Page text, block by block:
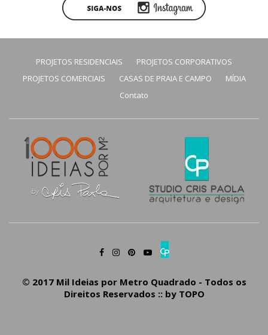
PROJETOS RESIDENCIAIS
PROJETOS CORPORATIVOS
PROJETOS COMERCIAIS
CASAS DE PRAIA E CAMPO
MÍDIA
Contato
© 2017 Mil Ideias por Metro Quadrado - Todos os
Direitos Reservados :: by TOPO